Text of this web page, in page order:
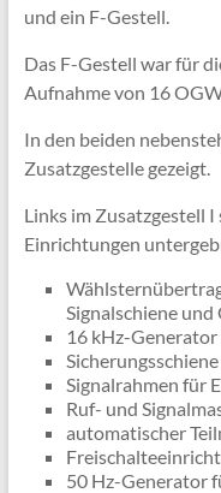
und ein F-Gestell.
Das F-Gestell war für
Aufnahme von 16
In den beiden
Zusatzgestelle gezeigt.
Links im Zusatzgestell
Einrichtungen
Signalschiene
16 kHz-Generator
Signalrahmen für
Ruf- und
automatischer
50 Hz-Generator